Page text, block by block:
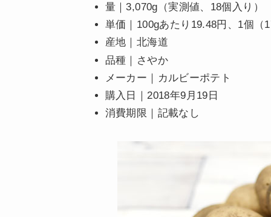
量｜3,070g（実測値、18個入り）
単価｜100gあたり19.48円、1個（
産地｜北海道
品種｜さやか
メーカー｜カルビーポテト
購入日｜2018年9月19日
消費期限｜記載なし